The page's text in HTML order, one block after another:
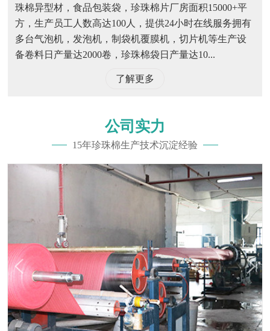
珠棉异型材，食品包装袋，珍珠棉片厂房面积15000+平
方，生产员工人数高达100人，提供24小时在线服务拥有
多台气泡机，发泡机，制袋机覆膜机，切片机等生产设
备卷料日产量达2000卷，珍珠棉袋日产量达10...
了解更多
公司实力
15年珍珠棉生产技术沉淀经验